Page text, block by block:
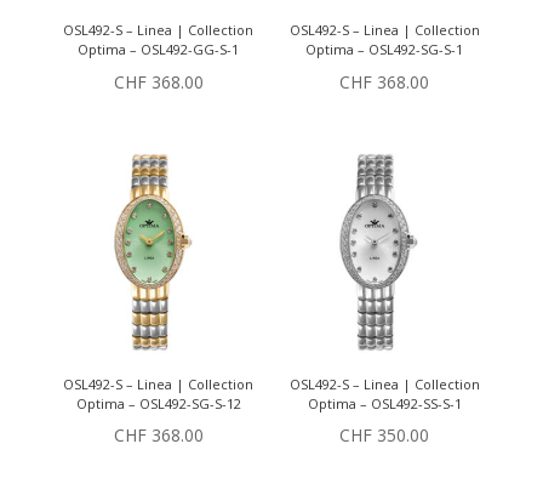
OSL492-S – Linea | Collection
Optima – OSL492-GG-S-1
CHF368.00
OSL492-S – Linea | Collection
Optima – OSL492-SG-S-1
CHF 368.00
OSL492-S – Linea | Collection
Optima – OSL492-SG-S-12
CHF368.00
OSL492-S – Linea | Collection
Optima – OSL492-SS-S-1
CHF 350.00